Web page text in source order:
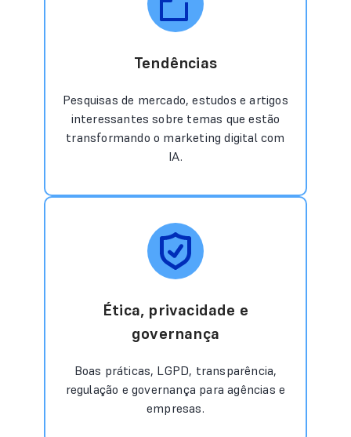
Tendências
Pesquisas de mercado, estudos e artigos
interessantes sobre temas que estão
transformando o marketing digital com
IA.
Ética, privacidade e
governança
Boas práticas, LGPD, transparência,
regulação e governança para agências e
empresas.